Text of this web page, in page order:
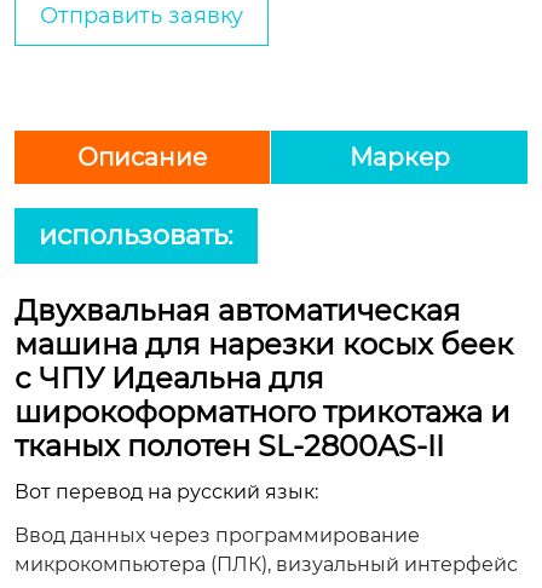
Отправить заявку
Описание Маркер
использовать:
Двухвальная автоматическая
машина для нарезки косых беек
с ЧПУ Идеальна для
широкоформатного трикотажа и
тканых полотен SL-2800AS-II
Вот перевод на русский язык:
Ввод данных через программирование
микрокомпьютера (ПЛК), визуальный интерфейс